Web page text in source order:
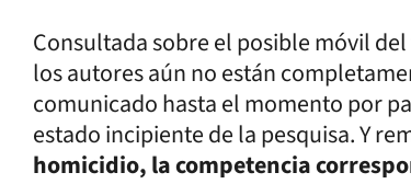
Consultada sobre el posible móvil
los autores aún no están
comunicado hasta el momento por
estado incipiente de la pesquisa. Y
homicidio, la competencia